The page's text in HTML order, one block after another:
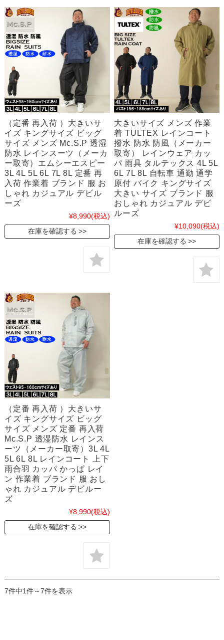
（定番 再入荷 ）大きいサ
イズ キングサイズ ビッグ
サイズ メンズ Mc.S.P 透湿
防水 レインスーツ（メーカ
ー取寄）エムシーエスピー
3L 4L 5L 6L 7L 8L 定番 再
入荷 作業着 ブランド 服 お
しゃれ カジュアル デビル
ーズ
¥8,990(税込)
在庫を確認する
大きいサイズ メンズ 作業
着 TULTEX レインコート
撥水 防水 防風（メーカー
取寄） レインウェア カッ
パ 雨具 タルテックス 4L 5L
6L 7L 8L 自転車 通勤 通学
原付 バイク キングサイズ
大きい サイズ ブランド 服
おしゃれ カジュアル デビ
ルーズ
¥10,090(税込)
在庫を確認する
（定番 再入荷 ）大きいサ
イズ キングサイズ ビッグ
サイズ メンズ 定番 再入荷
Mc.S.P 透湿防水 レインス
ーツ（メーカー取寄）3L 4L
5L 6L 8L レインコート 上下
雨合羽 カッパ かっぱ レイ
ン 作業着 ブランド 服 おし
ゃれ カジュアル デビルー
ズ
¥8,990(税込)
在庫を確認する
7件中1件～7件を表示